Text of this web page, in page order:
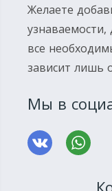
Желаете
узнаваемости,
все
зависит лишь
Мы в